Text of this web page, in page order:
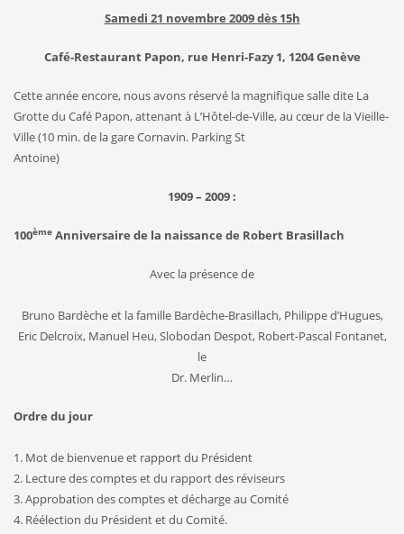
Samedi 21 novembre 2009 dès 15h
Café-Restaurant Papon, rue Henri-Fazy 1, 1204 Genève
Cette année encore, nous avons réservé la magnifique salle dite La
Grotte du Café Papon, attenant à L’Hôtel-de-Ville, au cœur de la Vieille-
Ville (10 min. de la gare Cornavin. Parking St
Antoine)
1909 – 2009 :
100ème Anniversaire de la naissance de Robert Brasillach
Avec la présence de
Bruno Bardèche et la famille Bardèche-Brasillach, Philippe d’Hugues,
Eric Delcroix, Manuel Heu, Slobodan Despot, Robert-Pascal Fontanet,
le
Dr. Merlin…
Ordre du jour
1. Mot de bienvenue et rapport du Président
2. Lecture des comptes et du rapport des réviseurs
3. Approbation des comptes et décharge au Comité
4. Réélection du Président et du Comité.